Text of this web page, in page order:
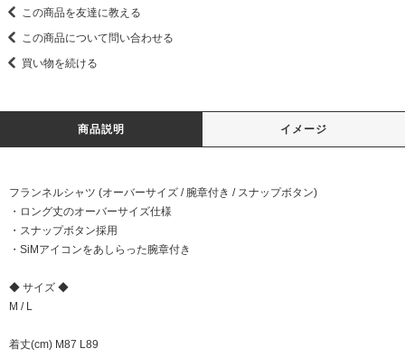
この商品を友達に教える
この商品について問い合わせる
買い物を続ける
商品説明 イメージ
フランネルシャツ (オーバーサイズ / 腕章付き / スナップボタン)
・ロング丈のオーバーサイズ仕様
・スナップボタン採用
・SiMアイコンをあしらった腕章付き
◆ サイズ ◆
M / L
着丈(cm) M87 L89